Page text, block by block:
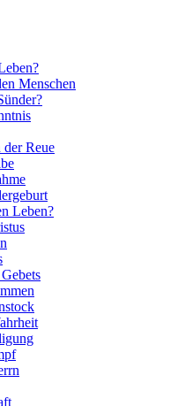
Menschen
Reue
Leben?